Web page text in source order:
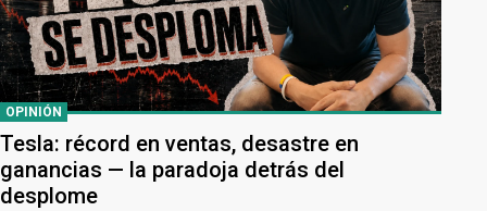
OPINIÓN
Tesla: récord en ventas, desastre en
ganancias — la paradoja detrás del
desplome